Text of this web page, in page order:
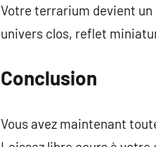
Votre terrarium devient un
univers clos, reflet
Conclusion
Vous avez maintenant